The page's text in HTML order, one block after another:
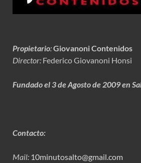
Propietario:Giovanoni Contenidos
Director: Federico Giovanoni Honsi
Fundado el 3 de Agosto de 2009 en
Contacto:
Mail: 10minutosalto@gmail.com